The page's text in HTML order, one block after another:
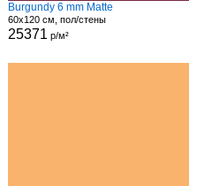
Burgundy 6 mm Matte
60x120 см, пол/стены
25371 р/м²